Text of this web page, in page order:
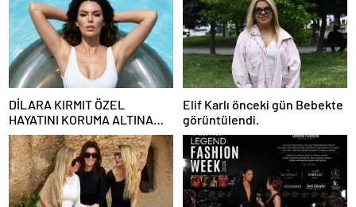
DİLARA KIRMIT ÖZEL
HAYATINI KORUMA ALTINA
ALDI
Elif Karlı önceki gün Bebekte
görüntülendi.